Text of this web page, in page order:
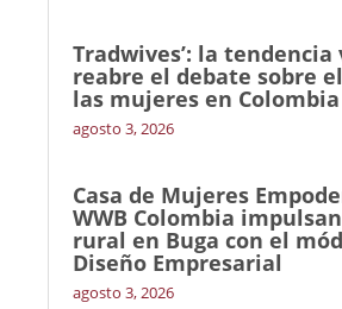
Tradwives’: la
reabre el debate sobre
las mujeres en Colombia
agosto 3, 2026
Casa de Mujeres
WWB Colombia
rural en Buga con el
Diseño Empresarial
agosto 3, 2026